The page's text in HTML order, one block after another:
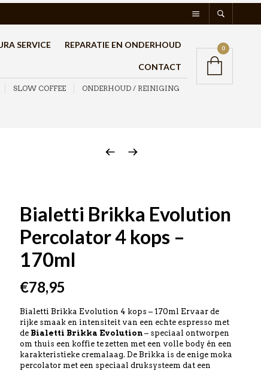
SERVICE REPARATIE EN ONDERHOUD
CONTACT
SLOW COFFEE ONDERHOUD / REINIGING
0
Bialetti Brikka Evolution
Percolator 4 kops –
170ml
€78,95
Bialetti Brikka Evolution 4 kops – 170ml Ervaar de
rijke smaak en intensiteit van een echte espresso met
de Bialetti Brikka Evolution – speciaal ontworpen
om thuis een koffie te zetten met een volle body én een
karakteristieke cremalaag. De Brikka is de enige moka
percolator met een speciaal druksysteem dat een